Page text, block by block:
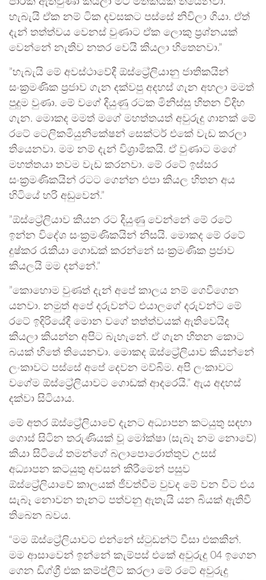
හැබැයි ඒක නම් ටික දවසකට පස්සේ නිවිලා ගියා. ඒත්
දැන් තත්ත්වය වෙනස් වුණාට ඒක ලොකු ප්‍රශ්නයක්
වෙන්නේ නැතිව නතර වෙයි කියලා හිතෙනවා.”
”හැබැයි මේ අවස්ථාවේදී ඕස්ට්‍රේලියානු ජාතිකයින්
සංක්‍රමණික ප්‍රජාව ගැන දක්වපු අදහස් ගැන අහලා මමත්
පුදුම වුණා. මේ වගේ දියුණු රටක මිනිස්සු හිතන විදිහ
ගැන. මොකද මමත් මගේ මහත්තයත් අවුරුදු ගානක් මේ
රටේ ටෙලිකමියුනිකේෂන් සෙක්ටර් එකේ වැඩ කරලා
තියෙනවා. මම නම් දැන් විශ්‍රාමිකයි. ඒ වුණාට මගේ
මහත්තයා තවම වැඩ කරනවා. මේ රටේ ඉස්සර
සංක්‍රමණිකයින් රටට ගෙන්න එපා කියල හිතන අය
හිටියේ හරි අඩුවෙන්.”
”ඕස්ට්‍රේලියාව කියන රට දියුණු වෙන්නේ මේ රටේ
ඉන්න විදේශ සංක්‍රමණිකයින් නිසයි. මොකද මේ රටේ
දුෂ්කර රැකියා ගොඩක් කරන්නේ සංක්‍රමණික ප්‍රජාව
කියලයි මම දන්නේ.”
”කොහොම වුණත් දැන් අපේ කාලය නම් ගෙවීගෙන
යනවා. නමුත් අපේ දරුවන්ට එයාලගේ දරුවන්ට මේ
රටේ ඉදිරියේදී මොන වගේ තත්ත්වයක් ඇතිවෙයිද
කියලා කියන්න අපිට බැහැනේ. ඒ ගැන හිතන කොට
බයක් හිතේ තියෙනවා. මොකද ඕස්ට්‍රේලියාව කියන්නේ
ලංකාවට පස්සේ අපේ දෙවන මව්බිම. අපි ලංකාවට
වගේම ඕස්ට්‍රේලියාවට ගොඩක් ආදරෙයි.” ඇය අදහස්
දක්වා සිටියාය.
මේ අතර ඕස්ට්‍රේලියාවේ දැනට අධ්‍යාපන කටයුතු සඳහා
ගොස් සිටින තරුණියක් වූ මෝක්ෂා (සැබෑ නම නොවේ)
කියා සිටියේ තමන්ගේ බලාපොරොත්තුව උසස්
අධ්‍යාපන කටයුතු අවසන් කිරීමෙන් පසුව
ඕස්ට්‍රේලියාවේ කාලයක් ජීවත්වීම වුවද මේ වන විට එය
සැබෑ නොවන තැනට පත්වනු ඇතැයි යන බියක් ඇතිවී
තිබෙන බවය.
“මම ඕස්ට්‍රේලියාවට එන්නේ ස්ටුඩන්ට් වීසා එකකින්.
මම ආසාවෙන් ඉන්නේ කැම්පස් එකේ අවුරුදු 04 ඉගෙන
ගෙන ඩිග්ග්‍රී එක කම්ප්ලීට් කරලා මේ රටේ අවුරුදු